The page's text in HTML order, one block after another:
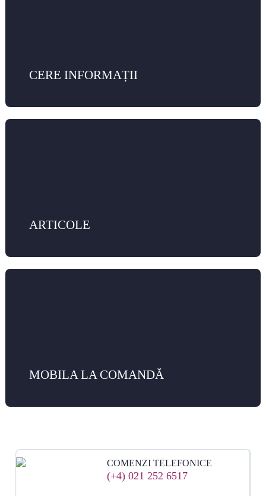
CERE INFORMAȚII
ARTICOLE
MOBILA LA COMANDĂ
COMENZI TELEFONICE
(+4) 021 252 6517